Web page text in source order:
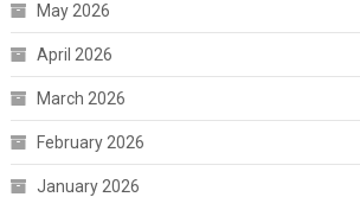
May 2026
April 2026
March 2026
February 2026
January 2026